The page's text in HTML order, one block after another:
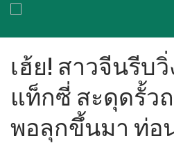
เฮ้ย! สาวจีนรีบ
แท็กซี่ สะดุดรั้ว
พอลุกขึ้นมา ท่อ